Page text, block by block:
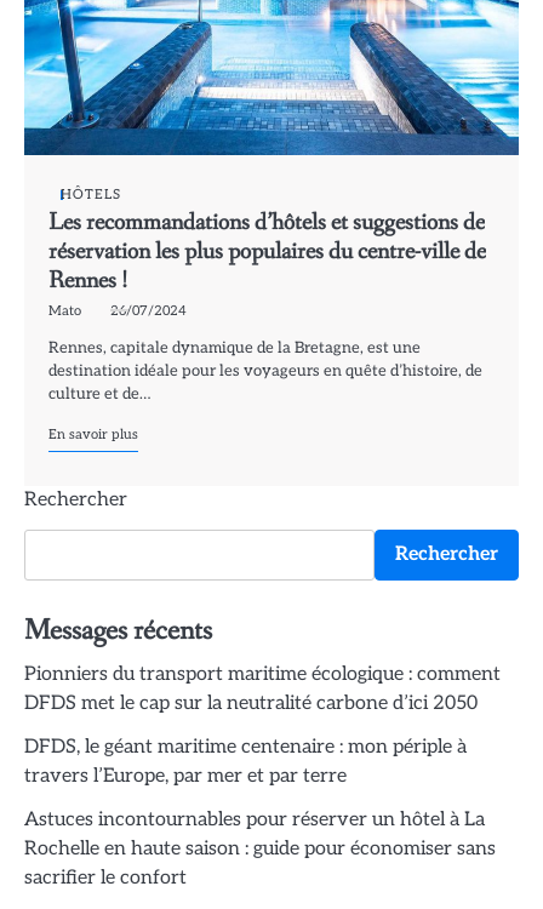
HÔTELS
Les recommandations d’hôtels et suggestions de
réservation les plus populaires du centre-ville de
Rennes !
Mato 26/07/2024
Rennes, capitale dynamique de la Bretagne, est une
destination idéale pour les voyageurs en quête d’histoire, de
culture et de…
En savoir plus
Rechercher
Rechercher
Messages récents
Pionniers du transport maritime écologique : comment
DFDS met le cap sur la neutralité carbone d’ici 2050
DFDS, le géant maritime centenaire : mon périple à
travers l’Europe, par mer et par terre
Astuces incontournables pour réserver un hôtel à La
Rochelle en haute saison : guide pour économiser sans
sacrifier le confort